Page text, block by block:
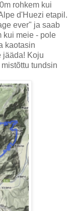
rohkem kui
d'Huezi etapil.
ever" ja saab
kui meie - pole
kaotasin
jääda! Koju
tundsin